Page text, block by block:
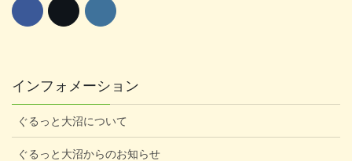
インフォメーション
ぐるっと大沼について
ぐるっと大沼からのお知らせ